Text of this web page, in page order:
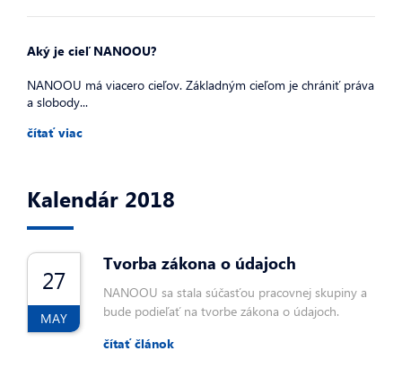
Aký je cieľ NANOOU?
NANOOU má viacero cieľov. Základným cieľom je chrániť práva
a slobody...
čítať viac
Kalendár 2018
27
MAY
Tvorba zákona o údajoch
NANOOU sa stala súčasťou pracovnej skupiny a
bude podieľať na tvorbe zákona o údajoch.
čítať článok